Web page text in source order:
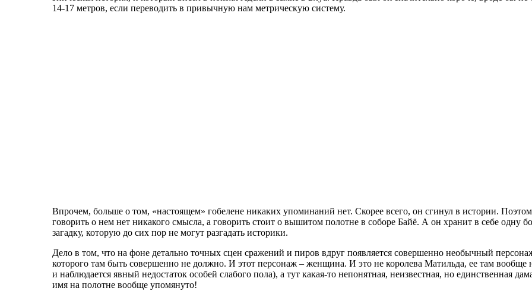
14-17 метров, если переводить в привычную нам метрическую систему.
Впрочем, больше о том, «настоящем» гобелене никаких упоминаний нет. Скорее всего, он сгинул в истории.
говорить о нем нет никакого смысла, а говорить стоит о вышитом полотне в соборе Байё. А он хранит в себе одну
загадку, которую до сих пор не могут разгадать историки.
Дело в том, что на фоне детально точных сцен сражений и пиров вдруг появляется совершенно необычный
которого там быть совершенно не должно. И этот персонаж – женщина. И это не королева Матильда, ее там вообще
и наблюдается явный недостаток особей слабого пола), а тут какая-то непонятная, неизвестная, но единственная
имя на полотне вообще упомянуто!